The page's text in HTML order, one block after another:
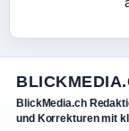
BlickMedia.ch
und Korrekturen mit